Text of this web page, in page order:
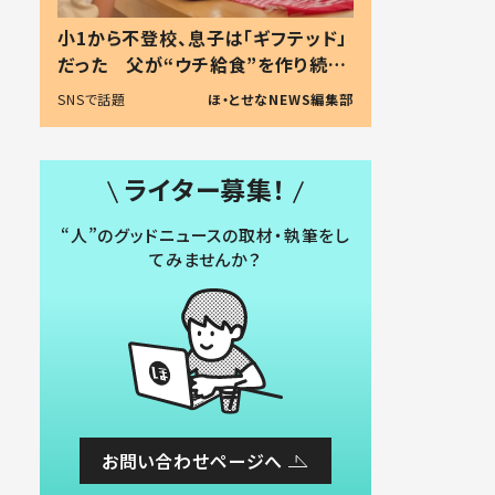
小1から不登校、息子は「ギフテッド」
だった 父が“ウチ給食”を作り続け
る理由とは #令和の親 #令和の子
SNSで話題 ほ・とせなNEWS編集部
ライター募集！
“人”のグッドニュースの取材・執筆をし
てみませんか？
お問い合わせページへ